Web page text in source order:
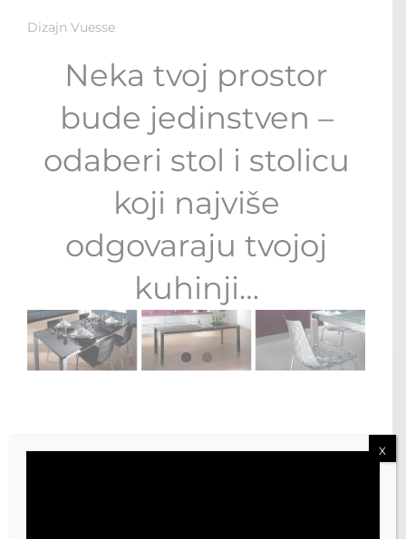
Dizajn Vuesse
Neka tvoj prostor
bude jedinstven –
odaberi stol i stolicu
koji najviše
odgovaraju tvojoj
kuhinji…
X